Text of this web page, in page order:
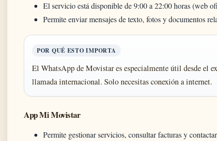
El servicio está disponible de 9:00 a 22:00 horas (web
Permite enviar mensajes de texto, fotos y documentos
POR QUÉ ESTO IMPORTA
El WhatsApp de Movistar es especialmente útil desde el
llamada internacional. Solo necesitas conexión a internet.
App Mi Movistar
Permite gestionar servicios, consultar facturas y